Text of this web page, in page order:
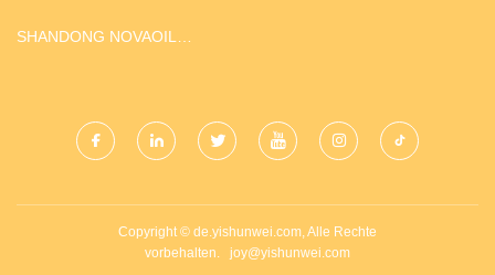
SHANDONG NOVAOIL
Copyright © de.yishunwei.com, Alle Rechte
vorbehalten. joy@yishunwei.com